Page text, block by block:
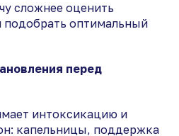
сложнее оценить
подобрать оптимальный
перед
интоксикацию и
капельницы, поддержка